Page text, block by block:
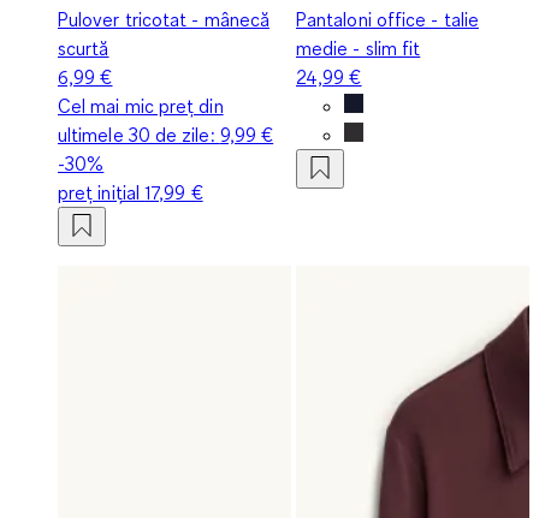
Pulover tricotat - mânecă
scurtă
6,99 €
Cel mai mic preț din
ultimele 30 de zile: 9,99 €
-30%
preț inițial17,99 €
Pantaloni office - talie
medie - slim fit
24,99 €